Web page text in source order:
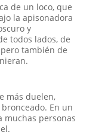
de un loco, que
la apisonadora
y
todos lados, de
también de
más duelen,
En un
muchas personas